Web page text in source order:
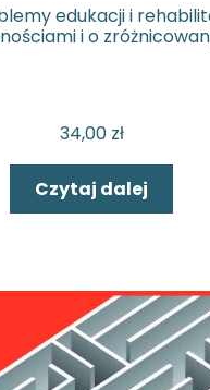
edukacji i
i o
34,00 zł
Czytaj dalej